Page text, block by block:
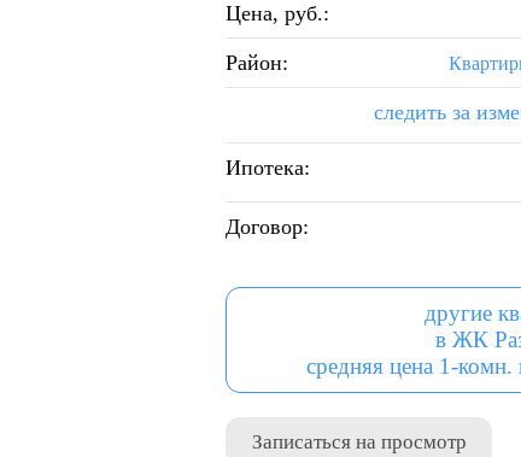
Цена, руб.:
Район:
следить за
Ипотека:
Договор:
другие
в ЖК
средняя цена 1-
Записаться на просмотр